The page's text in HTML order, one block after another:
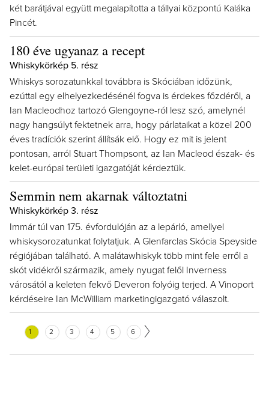
két barátjával együtt megalapította a tállyai központú Kaláka
Pincét.
180 éve ugyanaz a recept
Whiskykörkép 5. rész
Whiskys sorozatunkkal továbbra is Skóciában időzünk,
ezúttal egy elhelyezkedésénél fogva is érdekes főzdéről, a
Ian Macleodhoz tartozó Glengoyne-ról lesz szó, amelynél
nagy hangsúlyt fektetnek arra, hogy párlataikat a közel 200
éves tradíciók szerint állítsák elő. Hogy ez mit is jelent
pontosan, arról Stuart Thompsont, az Ian Macleod észak- és
kelet-európai területi igazgatóját kérdeztük.
Semmin nem akarnak változtatni
Whiskykörkép 3. rész
Immár túl van 175. évfordulóján az a lepárló, amellyel
whiskysorozatunkat folytatjuk. A Glenfarclas Skócia Speyside
régiójában található. A malátawhiskyk több mint fele erről a
skót vidékről származik, amely nyugat felől Inverness
városától a keleten fekvő Deveron folyóig terjed. A Vinoport
kérdéseire Ian McWilliam marketingigazgató válaszolt.
1 2 3 4 5 6